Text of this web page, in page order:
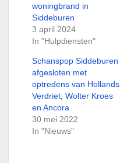
woningbrand in
Siddeburen
3 april 2024
In "Hulpdiensten"
Schanspop Siddeburen
afgesloten met
optredens van Hollands
Verdriet, Wolter Kroes
en Ancora
30 mei 2022
In "Nieuws"